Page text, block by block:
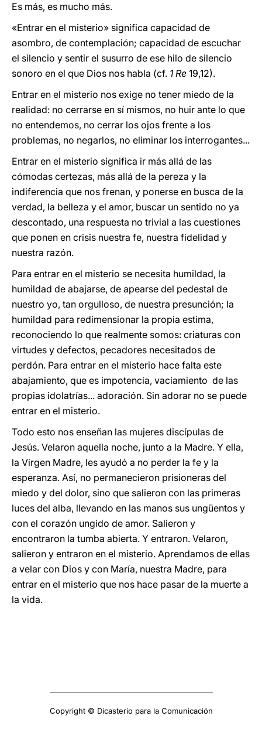
Es más, es mucho más.
«Entrar en el misterio» significa capacidad de
asombro, de contemplación; capacidad de escuchar
el silencio y sentir el susurro de ese hilo de silencio
sonoro en el que Dios nos habla (cf. 1 Re 19,12).
Entrar en el misterio nos exige no tener miedo de la
realidad: no cerrarse en sí mismos, no huir ante lo que
no entendemos, no cerrar los ojos frente a los
problemas, no negarlos, no eliminar los interrogantes...
Entrar en el misterio significa ir más allá de las
cómodas certezas, más allá de la pereza y la
indiferencia que nos frenan, y ponerse en busca de la
verdad, la belleza y el amor, buscar un sentido no ya
descontado, una respuesta no trivial a las cuestiones
que ponen en crisis nuestra fe, nuestra fidelidad y
nuestra razón.
Para entrar en el misterio se necesita humildad, la
humildad de abajarse, de apearse del pedestal de
nuestro yo, tan orgulloso, de nuestra presunción; la
humildad para redimensionar la propia estima,
reconociendo lo que realmente somos: criaturas con
virtudes y defectos, pecadores necesitados de
perdón. Para entrar en el misterio hace falta este
abajamiento, que es impotencia, vaciamiento de las
propias idolatrías... adoración. Sin adorar no se puede
entrar en el misterio.
Todo esto nos enseñan las mujeres discípulas de
Jesús. Velaron aquella noche, junto a la Madre. Y ella,
la Virgen Madre, les ayudó a no perder la fe y la
esperanza. Así, no permanecieron prisioneras del
miedo y del dolor, sino que salieron con las primeras
luces del alba, llevando en las manos sus ungüentos y
con el corazón ungido de amor. Salieron y
encontraron la tumba abierta. Y entraron. Velaron,
salieron y entraron en el misterio. Aprendamos de ellas
a velar con Dios y con María, nuestra Madre, para
entrar en el misterio que nos hace pasar de la muerte a
la vida.
Copyright © Dicasterio para la Comunicación